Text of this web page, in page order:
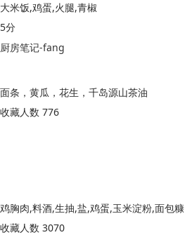
大米饭,鸡蛋,火腿,青椒
5分
厨房笔记-fang
面条，黄瓜，花生，千岛源山茶油
收藏人数 776
鸡胸肉,料酒,生抽,盐,鸡蛋,玉米淀粉,面包糠
收藏人数 3070